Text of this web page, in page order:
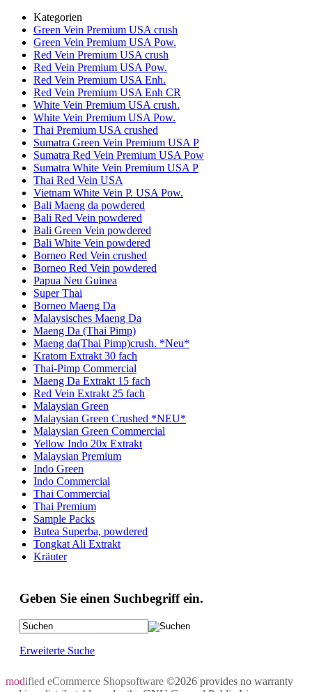
Kategorien
Green Vein Premium USA crush
Green Vein Premium USA Pow.
Red Vein Premium USA crush
Red Vein Premium USA Pow.
Red Vein Premium USA Enh.
Red Vein Premium USA Enh CR
White Vein Premium USA crush.
White Vein Premium USA Pow.
Thai Premium USA crushed
Sumatra Green Vein Premium USA P
Sumatra Red Vein Premium USA Pow
Sumatra White Vein Premium USA P
Thai Red Vein USA
Vietnam White Vein P. USA Pow.
Bali Maeng da powdered
Bali Red Vein powdered
Bali Green Vein powdered
Bali White Vein powdered
Borneo Red Vein crushed
Borneo Red Vein powdered
Papua Neu Guinea
Super Thai
Borneo Maeng Da
Malaysisches Maeng Da
Maeng Da (Thai Pimp)
Maeng da(Thai Pimp)crush. *Neu*
Kratom Extrakt 30 fach
Thai-Pimp Commercial
Maeng Da Extrakt 15 fach
Red Vein Extrakt 25 fach
Malaysian Green
Malaysian Green Crushed *NEU*
Malaysian Green Commercial
Yellow Indo 20x Extrakt
Malaysian Premium
Indo Green
Indo Commercial
Thai Commercial
Thai Premium
Sample Packs
Butea Superba, powdered
Tongkat Ali Extrakt
Kräuter
Geben Sie einen Suchbegriff ein.
Erweiterte Suche
modified eCommerce Shopsoftware ©2026 provides no warranty